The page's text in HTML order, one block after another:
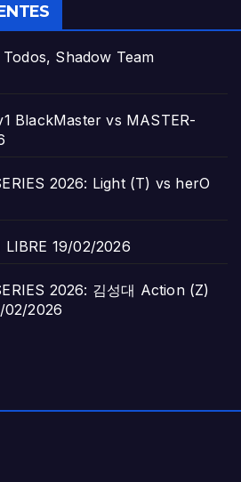
Shadow Team
BlackMaster vs MASTER-
2026: Light (T) vs herO
LIBRE 19/02/2026
2026: 김성대 Action (Z)
02/2026